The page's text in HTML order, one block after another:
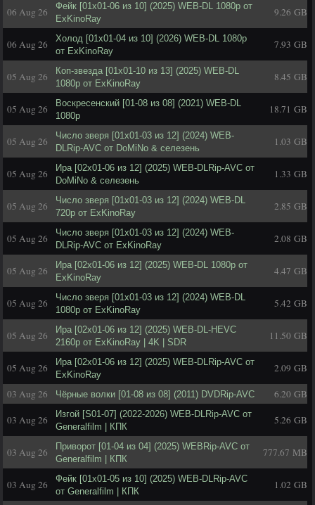
06 Aug 26
Фейк [01х01-06 из 10] (2025) WEB-DL 1080p от
ExKinoRay
9.26 GB
06 Aug 26
Холод [01х01-04 из 10] (2026) WEB-DL 1080p
от ExKinoRay
7.93 GB
05 Aug 26
Коп-звезда [01x01-10 из 13] (2025) WEB-DL
1080p от ExKinoRay
8.45 GB
05 Aug 26
Воскресенский [01-08 из 08] (2021) WEB-DL
1080p
18.71 GB
05 Aug 26
Число зверя [01x01-03 из 12] (2024) WEB-
DLRip-AVC от DoMiNo & селезень
1.03 GB
05 Aug 26
Ира [02x01-06 из 12] (2025) WEB-DLRip-AVC от
DoMiNo & селезень
1.33 GB
05 Aug 26
Число зверя [01x01-03 из 12] (2024) WEB-DL
720p от ExKinoRay
2.85 GB
05 Aug 26
Число зверя [01x01-03 из 12] (2024) WEB-
DLRip-AVC от ExKinoRay
2.08 GB
05 Aug 26
Ира [02x01-06 из 12] (2025) WEB-DL 1080p от
ExKinoRay
4.47 GB
05 Aug 26
Число зверя [01x01-03 из 12] (2024) WEB-DL
1080p от ExKinoRay
5.42 GB
05 Aug 26
Ира [02х01-06 из 12] (2025) WEB-DL-HEVC
2160p от ExKinoRay | 4K | SDR
11.50 GB
05 Aug 26
Ира [02x01-06 из 12] (2025) WEB-DLRip-AVC от
ExKinoRay
2.09 GB
03 Aug 26 Чёрные волки [01-08 из 08] (2011) DVDRip-AVC 6.20 GB
03 Aug 26
Изгой [S01-07] (2022-2026) WEB-DLRip-AVC от
Generalfilm | КПК
5.26 GB
03 Aug 26
Приворот [01-04 из 04] (2025) WEBRip-AVC от
Generalfilm | КПК
777.67 MB
03 Aug 26
Фейк [01x01-05 из 10] (2025) WEB-DLRip-AVC
от Generalfilm | КПК
1.02 GB